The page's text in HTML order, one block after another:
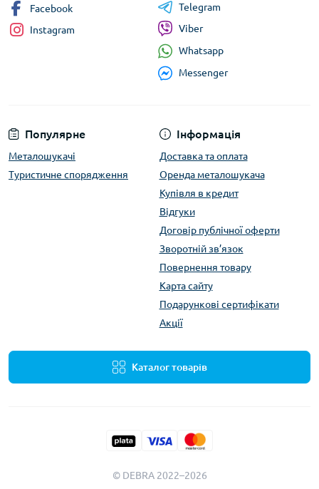
Популярне
Металошукачі
Туристичне спорядження
Інформація
Доставка та оплата
Оренда металошукача
Купівля в кредит
Відгуки
Договір публічної оферти
Зворотній зв’язок
Повернення товару
Карта сайту
Подарункові сертифікати
Акції
Каталог товарів
Facebook
Instagram
Telegram
Viber
Whatsapp
Messenger
© DEBRA 2022–2026